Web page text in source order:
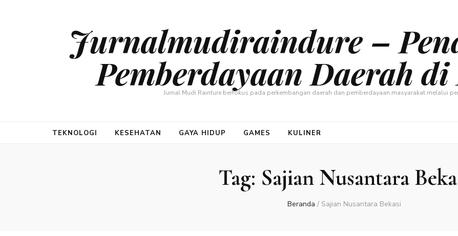
Jurnalmudiraindure –
Pemberdayaan Daerah
Jurnal Mudi Rainture berfokus pada perkembangan daerah dan pemberdayaan masyarakat melalui
TEKNOLOGI KESEHATAN GAYA HIDUP GAMES KULINER
Tag: Sajian Nusantara
Beranda / Sajian Nusantara Bekasi